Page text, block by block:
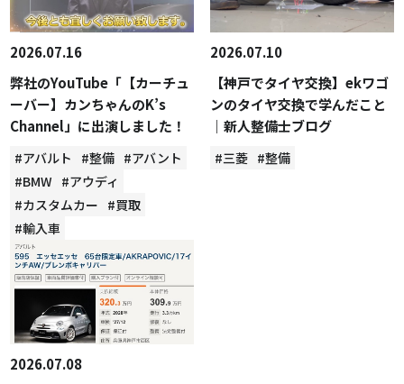
2026.07.16
弊社のYouTube「【カーチュ
ーバー】カンちゃんのK’s
Channel」に出演しました！
#アバルト #整備 #アバント
#BMW #アウディ
#カスタムカー #買取
#輸入車
2026.07.10
【神戸でタイヤ交換】ekワゴ
ンのタイヤ交換で学んだこと
｜新人整備士ブログ
#三菱 #整備
2026.07.08